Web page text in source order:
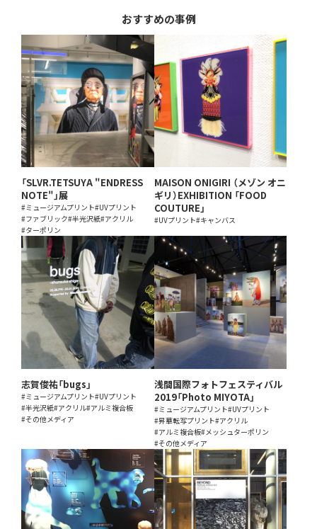
おすすめの事例
「SLVR.TETSUYA "ENDRESS
NOTE"」展
#ミュージアムプリント#UVプリント
#ファブリック#半光沢紙#アクリル
#ターポリン
MAISON ONIGIRI （メゾン オニ
ギリ）EXHIBITION 「FOOD
COUTURE」
#UVプリント#キャンバス
志賀俊祐「bugs」
#ミュージアムプリント#UVプリント
#半光沢紙#アクリル#アルミ複合板
#その他メディア
浅間国際フォトフェスティバル
2019「Photo MIYOTA」
#ミュージアムプリント#UVプリント
#昇華転写プリント#アクリル
#アルミ複合板#メッシュターポリン
#その他メディア